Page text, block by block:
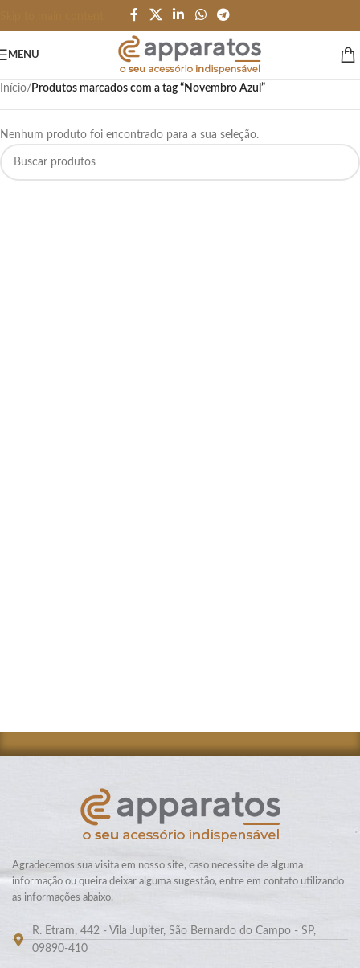
MENU
Início/ Produtos marcados com a tag “Novembro Azul”
Nenhum produto foi encontrado para a sua seleção.
Agradecemos sua visita em nosso site, caso necessite de alguma
informação ou queira deixar alguma sugestão, entre em contato utilizando
as informações abaixo.
R. Etram, 442 - Vila Jupiter, São Bernardo do Campo - SP,
09890-410